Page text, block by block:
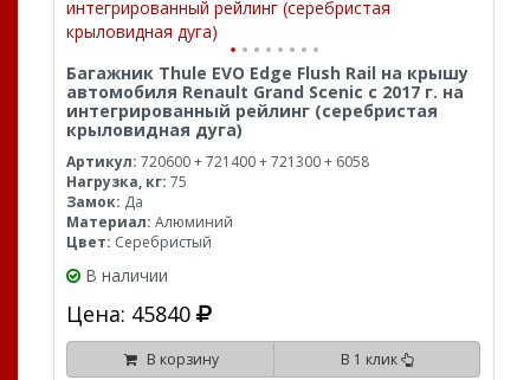
Багажник Thule EVO Edge Flush Rail на крышу
автомобиля Renault Grand Scenic с 2017 г. на
интегрированный рейлинг (серебристая
крыловидная дуга)
Артикул: 720600 + 721400 + 721300 + 6058
Нагрузка, кг: 75
Замок: Да
Материал: Алюминий
Цвет: Серебристый
В наличии
Цена: 45840
В корзину В 1 клик